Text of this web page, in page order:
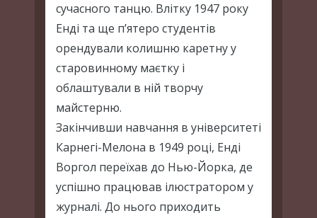
сучасного танцю. Влітку 1947 року
Енді та ще п’ятеро студентів
орендували колишню каретну у
старовинному маєтку і
облаштували в ній творчу
майстерню.
Закінчивши навчання в університеті
Карнегі-Мелона в 1949 році, Енді
Воргол переїхав до Нью-Йорка, де
успішно працював ілюстратором у
журналі. До нього приходить